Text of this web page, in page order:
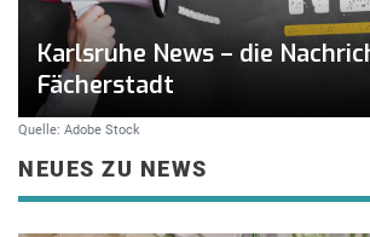
Karlsruhe News – die
Fächerstadt
Quelle: Adobe Stock
NEUES ZU NEWS